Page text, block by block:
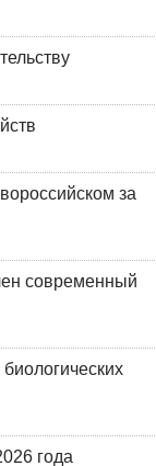
за
современный
года